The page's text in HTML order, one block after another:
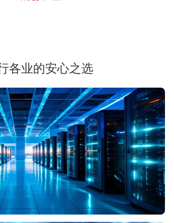
各业的安心之选